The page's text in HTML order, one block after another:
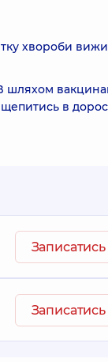
хвороби
шляхом
щепитись в
Записатись
Записатись